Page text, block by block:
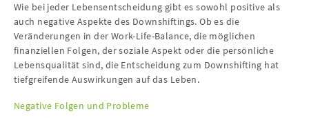
Wie bei jeder Lebensentscheidung gibt es sowohl positive als
auch negative Aspekte des Downshiftings. Ob es die
Veränderungen in der Work-Life-Balance, die möglichen
finanziellen Folgen, der soziale Aspekt oder die persönliche
Lebensqualität sind, die Entscheidung zum Downshifting hat
tiefgreifende Auswirkungen auf das Leben.
Negative Folgen und Probleme